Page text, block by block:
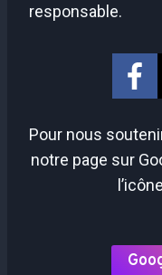
responsable.
Pour nous
notre page sur